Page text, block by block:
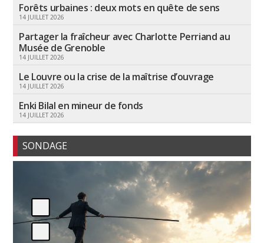
Forêts urbaines : deux mots en quête de sens
14 JUILLET 2026
Partager la fraîcheur avec Charlotte Perriand au
Musée de Grenoble
14 JUILLET 2026
Le Louvre ou la crise de la maîtrise d’ouvrage
14 JUILLET 2026
Enki Bilal en mineur de fonds
14 JUILLET 2026
SONDAGE